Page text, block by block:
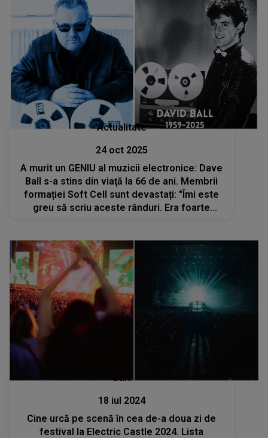
Actualitate
24 oct 2025
A murit un GENIU al muzicii electronice: Dave
Ball s-a stins din viaţă la 66 de ani. Membrii
formației Soft Cell sunt devastați: "Îmi este
greu să scriu aceste rânduri. Era foarte
Stiri
18 iul 2024
Cine urcă pe scenă în cea de-a doua zi de
festival la Electric Castle 2024. Lista